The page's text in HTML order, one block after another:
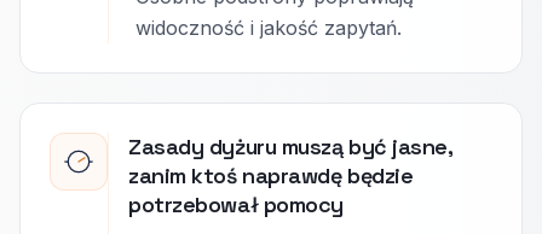
widoczność i jakość zapytań.
Zasady dyżuru muszą być jasne,
zanim ktoś naprawdę będzie
potrzebował pomocy